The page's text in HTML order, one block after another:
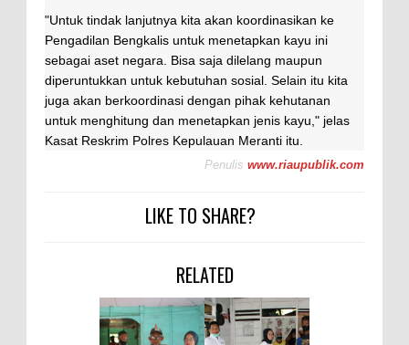
"Untuk tindak lanjutnya kita akan koordinasikan ke
Pengadilan Bengkalis untuk menetapkan kayu ini
sebagai aset negara. Bisa saja dilelang maupun
diperuntukkan untuk kebutuhan sosial. Selain itu kita
juga akan berkoordinasi dengan pihak kehutanan
untuk menghitung dan menetapkan jenis kayu," jelas
Kasat Reskrim Polres Kepulauan Meranti itu.
Penulis www.riaupublik.com
LIKE TO SHARE?
RELATED